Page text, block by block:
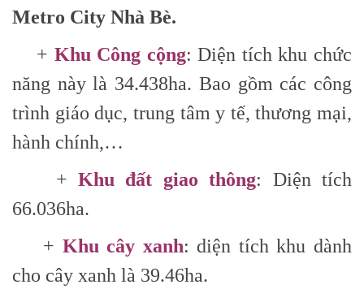
Metro City Nhà Bè.
+ Khu Công cộng: Diện tích khu chức
năng này là 34.438ha. Bao gồm các công
trình giáo dục, trung tâm y tế, thương mại,
hành chính,…
+ Khu đất giao thông: Diện tích
66.036ha.
+ Khu cây xanh: diện tích khu dành
cho cây xanh là 39.46ha.